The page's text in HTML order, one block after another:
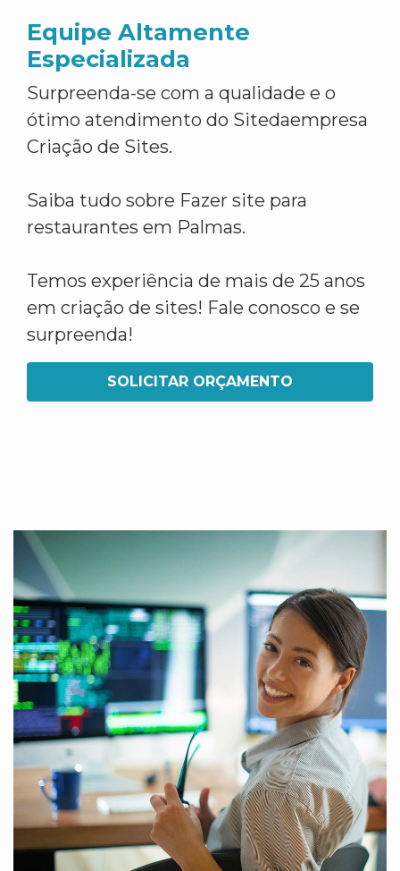
Equipe Altamente
Especializada
Surpreenda-se com a qualidade e o
ótimo atendimento do Sitedaempresa
Criação de Sites.
Saiba tudo sobre Fazer site para
restaurantes em Palmas.
Temos experiência de mais de 25 anos
em criação de sites! Fale conosco e se
surpreenda!
SOLICITAR ORÇAMENTO